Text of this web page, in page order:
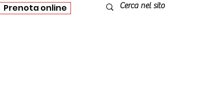
Prenota online